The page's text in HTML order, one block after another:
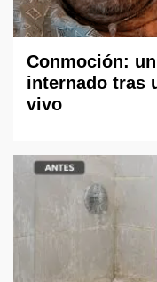
Conmoción:
internado tras
vivo